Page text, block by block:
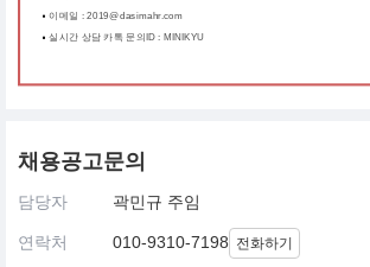
이메일 : 2019@dasimahr.com
실시간 상담 카톡 문의ID : MINIKYU
채용공고문의
담당자 곽민규 주임
연락처 010-9310-7198 전화하기